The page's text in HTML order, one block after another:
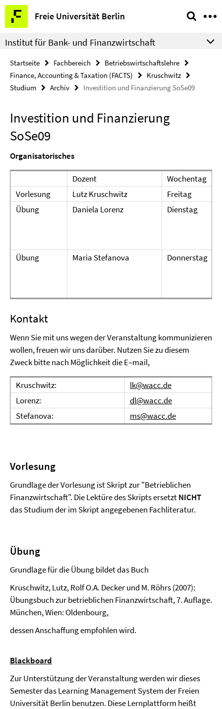
Springe
direkt
zu
Inhalt
Freie Universität Berlin
Service-
Navigation
Institut für Bank- und Finanzwirtschaft
Startseite Fachbereich
Betriebswirtschaftslehre
Finance, Accounting & Taxation (FACTS)
Kruschwitz
Studium
Archiv Investition und Finanzierung SoSe09
Investition und Finanzierung
SoSe09
Organisatorisches
Dozent
Wochentag
Vorlesung
Lutz Kruschwitz
Freitag
Übung
Daniela Lorenz Dienstag
Übung Maria Stefanova Donnerstag
Kontakt
Wenn Sie mit uns wegen der Veranstaltung kommunizieren
wollen, freuen wir uns darüber. Nutzen Sie zu diesem
Zweck bitte nach Möglichkeit die E–mail,
Kruschwitz:
lk@wacc.de
Lorenz:
dl@wacc.de
Stefanova:
ms@wacc.de
Vorlesung
Grundlage der Vorlesung ist Skript zur "Betrieblichen
Finanzwirtschaft". Die Lektüre des Skripts ersetztNICHT
das Studium der im Skript angegebenen Fachliteratur.
Übung
Grundlage für die Übung bildet das Buch
Kruschwitz, Lutz, Rolf O.A. Decker und M. Röhrs (2007):
Übungsbuch zur betrieblichen Finanzwirtschaft, 7. Auflage.
München, Wien: Oldenbourg,
dessen Anschaffung empfohlen wird.
Blackboard
Zur Unterstützung der Veranstaltung werden wir dieses
Semester das Learning Management System der Freien
Universität Berlin benutzen. Diese Lernplattform heißt